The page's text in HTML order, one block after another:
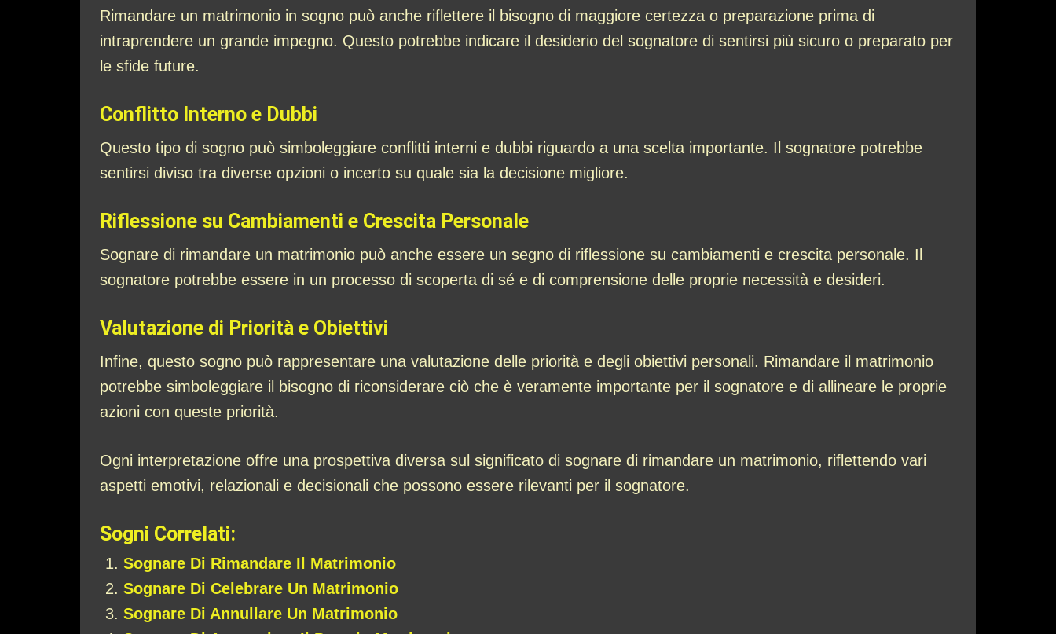
Rimandare un matrimonio in sogno può anche riflettere il bisogno di maggiore certezza o preparazione prima di
intraprendere un grande impegno. Questo potrebbe indicare il desiderio del sognatore di sentirsi più sicuro o preparato per
le sfide future.
Conflitto Interno e Dubbi
Questo tipo di sogno può simboleggiare conflitti interni e dubbi riguardo a una scelta importante. Il sognatore potrebbe
sentirsi diviso tra diverse opzioni o incerto su quale sia la decisione migliore.
Riflessione su Cambiamenti e Crescita Personale
Sognare di rimandare un matrimonio può anche essere un segno di riflessione su cambiamenti e crescita personale. Il
sognatore potrebbe essere in un processo di scoperta di sé e di comprensione delle proprie necessità e desideri.
Valutazione di Priorità e Obiettivi
Infine, questo sogno può rappresentare una valutazione delle priorità e degli obiettivi personali. Rimandare il matrimonio
potrebbe simboleggiare il bisogno di riconsiderare ciò che è veramente importante per il sognatore e di allineare le proprie
azioni con queste priorità.
Ogni interpretazione offre una prospettiva diversa sul significato di sognare di rimandare un matrimonio, riflettendo vari
aspetti emotivi, relazionali e decisionali che possono essere rilevanti per il sognatore.
Sogni Correlati:
Sognare Di Rimandare Il Matrimonio
Sognare Di Celebrare Un Matrimonio
Sognare Di Annullare Un Matrimonio